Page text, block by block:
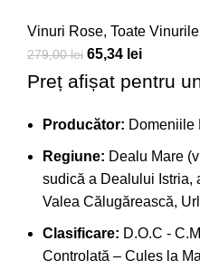
Vinuri Rose, Toate Vinurile
279,00lei 65,34 lei
Preț afișat pentru
Producător: Domeniile
Regiune: Dealu Mare
sudică a Dealului Istria,
Valea Călugărească,
Clasificare: D.O.C -
Controlată – Cules la